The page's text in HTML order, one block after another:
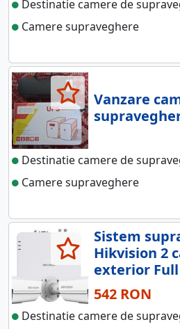
Destinatie camere de
Camere supraveghere
Vanzare
Destinatie camere de
Camere supraveghere
Sistem
Hikvision 2
exterior Full
542 RON
Destinatie camere de